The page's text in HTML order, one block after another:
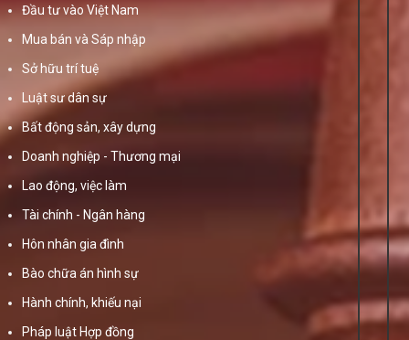
Đầu tư vào Việt Nam
Mua bán và Sáp nhập
Sở hữu trí tuệ
Luật sư dân sự
Bất động sản, xây dựng
Doanh nghiệp - Thương mại
Lao động, việc làm
Tài chính - Ngân hàng
Hôn nhân gia đình
Bào chữa án hình sự
Hành chính, khiếu nại
Pháp luật Hợp đồng